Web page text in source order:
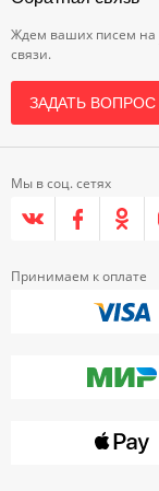
Ждем ваших писем на
связи.
ЗАДАТЬ ВОПРОС
Мы в соц. сетях
Принимаем к оплате